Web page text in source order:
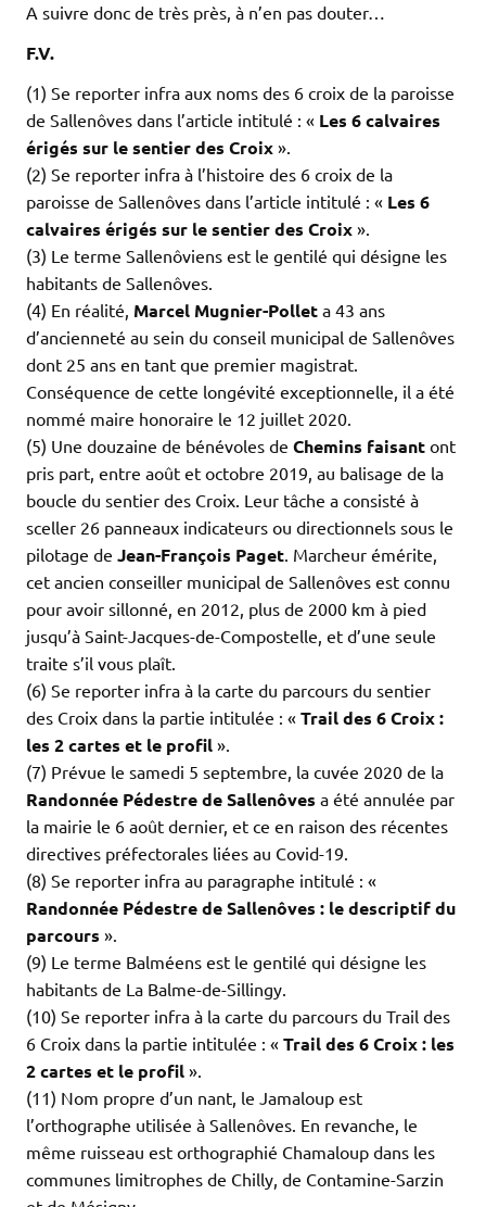
A suivre donc de très près, à n’en pas douter…
F.V.
(1) Se reporter infra aux noms des 6 croix de la paroisse
de Sallenôves dans l’article intitulé : « Les 6 calvaires
érigés sur le sentier des Croix ».
(2) Se reporter infra à l’histoire des 6 croix de la
paroisse de Sallenôves dans l’article intitulé : « Les 6
calvaires érigés sur le sentier des Croix ».
(3) Le terme Sallenôviens est le gentilé qui désigne les
habitants de Sallenôves.
(4) En réalité, Marcel Mugnier-Pollet a 43 ans
d’ancienneté au sein du conseil municipal de Sallenôves
dont 25 ans en tant que premier magistrat.
Conséquence de cette longévité exceptionnelle, il a été
nommé maire honoraire le 12 juillet 2020.
(5) Une douzaine de bénévoles de Chemins faisant ont
pris part, entre août et octobre 2019, au balisage de la
boucle du sentier des Croix. Leur tâche a consisté à
sceller 26 panneaux indicateurs ou directionnels sous le
pilotage de Jean-François Paget. Marcheur émérite,
cet ancien conseiller municipal de Sallenôves est connu
pour avoir sillonné, en 2012, plus de 2000 km à pied
jusqu’à Saint-Jacques-de-Compostelle, et d’une seule
traite s’il vous plaît.
(6) Se reporter infra à la carte du parcours du sentier
des Croix dans la partie intitulée : « Trail des 6 Croix :
les 2 cartes et le profil ».
(7) Prévue le samedi 5 septembre, la cuvée 2020 de la
Randonnée Pédestre de Sallenôves a été annulée par
la mairie le 6 août dernier, et ce en raison des récentes
directives préfectorales liées au Covid-19.
(8) Se reporter infra au paragraphe intitulé : «
Randonnée Pédestre de Sallenôves : le descriptif du
parcours ».
(9) Le terme Balméens est le gentilé qui désigne les
habitants de La Balme-de-Sillingy.
(10) Se reporter infra à la carte du parcours du Trail des
6 Croix dans la partie intitulée : « Trail des 6 Croix : les
2 cartes et le profil ».
(11) Nom propre d’un nant, le Jamaloup est
l’orthographe utilisée à Sallenôves. En revanche, le
même ruisseau est orthographié Chamaloup dans les
communes limitrophes de Chilly, de Contamine-Sarzin